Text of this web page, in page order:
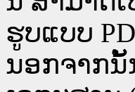
ຮູບແບບ
ນອກຈາກນັ້